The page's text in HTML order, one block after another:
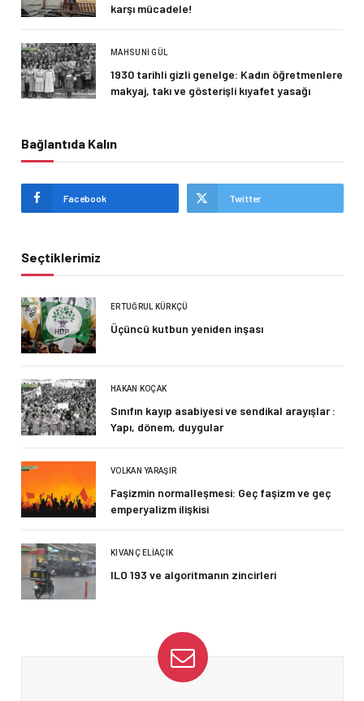
karşı mücadele!
MAHSUNI GÜL
1930 tarihli gizli genelge: Kadın öğretmenlere
makyaj, takı ve gösterişli kıyafet yasağı
Bağlantıda Kalın
Facebook Twitter
Seçtiklerimiz
ERTUĞRUL KÜRKÇÜ
Üçüncü kutbun yeniden inşası
HAKAN KOÇAK
Sınıfın kayıp asabiyesi ve sendikal arayışlar :
Yapı, dönem, duygular
VOLKAN YARAŞIR
Faşizmin normalleşmesi: Geç faşizm ve geç
emperyalizm ilişkisi
KIVANÇ ELIAÇIK
ILO 193 ve algoritmanın zincirleri